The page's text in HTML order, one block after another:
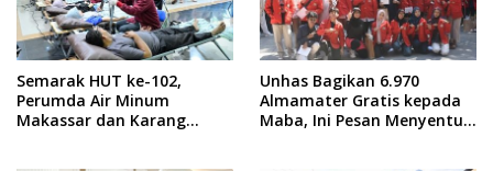
Semarak HUT ke-102,
Perumda Air Minum
Makassar dan Karang
Unhas Bagikan 6.970
Almamater Gratis kepada
Maba, Ini Pesan Menyentuh